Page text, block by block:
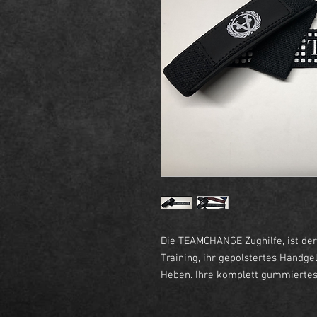
Die TEAMCHANGE Zughilfe, ist
Training, ihr gepolstertes
Heben. Ihre komplett